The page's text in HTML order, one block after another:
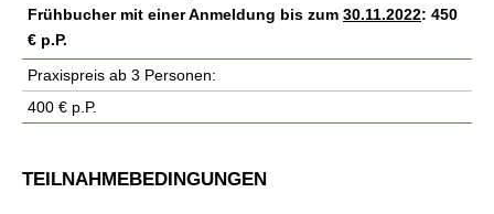
Frühbucher mit einer Anmeldung bis zum 30.11.2022: 450
€ p.P.
Praxispreis ab 3 Personen:
400 € p.P.
TEILNAHMEBEDINGUNGEN